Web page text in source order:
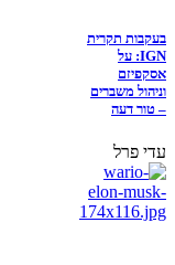
בעקבות תקרית
IGN: על
אסקפיזם
וניהול משברים
– טור דעה
עדי פרל